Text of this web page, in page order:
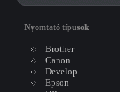
Nyomtató típusok
Brother
Canon
Develop
Epson